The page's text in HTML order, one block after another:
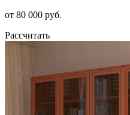
от 80 000 руб.
Рассчитать